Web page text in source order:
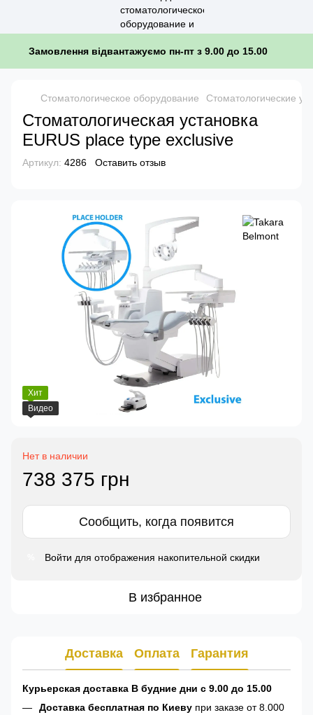
Замовлення відвантажуємо пн-пт з 9.00 до 15.00
Стоматологическое оборудование Стоматологические
Стоматологическая установка
EURUS place type exclusive
Артикул: 4286 Оставить отзыв
Хит
Видео
Нет в наличии
738 375 грн
Сообщить, когда появится
Войти для отображения накопительной скидки
В избранное
Доставка Оплата Гарантия
Курьерская доставка В будние дни с 9.00 до 15.00
Доставка бесплатная по Киеву при заказе от 8.000